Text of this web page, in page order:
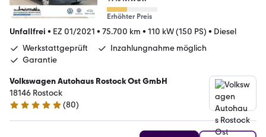
Erhöhter Preis
Unfallfrei • EZ 01/2021 • 75.700 km • 110 kW (150 PS) • Diesel
Werkstattgeprüft
Inzahlungnahme möglich
Garantie
Volkswagen Autohaus Rostock Ost GmbH
18146 Rostock
4.9 Sterne
(80)